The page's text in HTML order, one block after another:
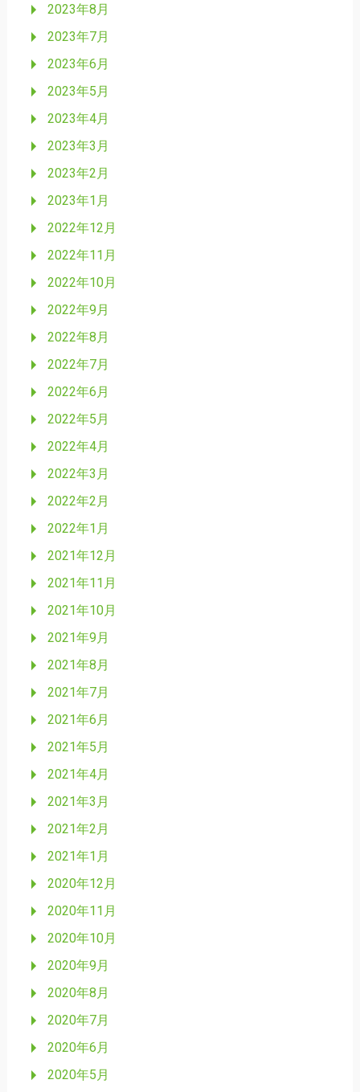
2023年8月
2023年7月
2023年6月
2023年5月
2023年4月
2023年3月
2023年2月
2023年1月
2022年12月
2022年11月
2022年10月
2022年9月
2022年8月
2022年7月
2022年6月
2022年5月
2022年4月
2022年3月
2022年2月
2022年1月
2021年12月
2021年11月
2021年10月
2021年9月
2021年8月
2021年7月
2021年6月
2021年5月
2021年4月
2021年3月
2021年2月
2021年1月
2020年12月
2020年11月
2020年10月
2020年9月
2020年8月
2020年7月
2020年6月
2020年5月